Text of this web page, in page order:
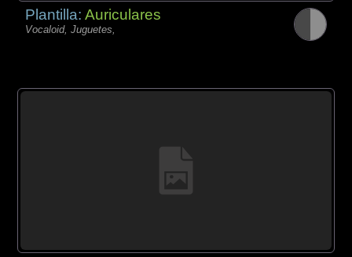
Plantilla:Auriculares
Vocaloid, Juguetes,